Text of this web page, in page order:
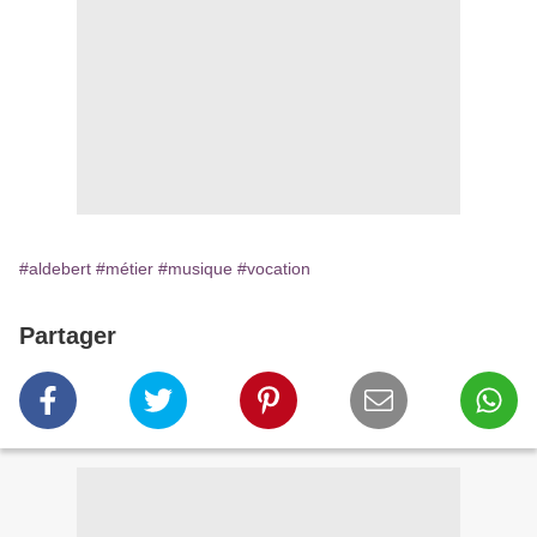
#aldebert #métier #musique #vocation
Partager